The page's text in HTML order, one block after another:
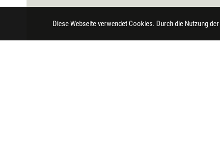
Diese Webseite verwendet Cookies. Durch die Nutzung